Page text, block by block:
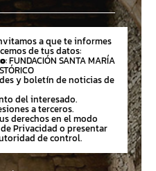
a que te informes
de tus datos:
: FUNDACIÓN SANTA MARÍA
y boletín de noticias de
del interesado.
a terceros.
derechos en el modo
Privacidad o presentar
de control.